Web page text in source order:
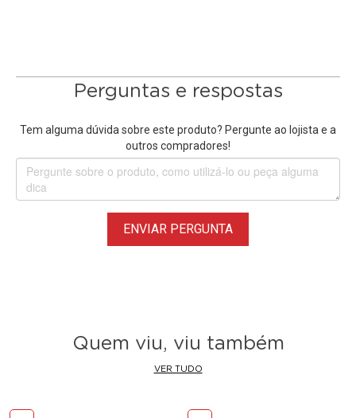
Perguntas e respostas
Tem alguma dúvida sobre este produto? Pergunte ao lojista e a
outros compradores!
ENVIAR PERGUNTA
Quem viu, viu também
VER TUDO